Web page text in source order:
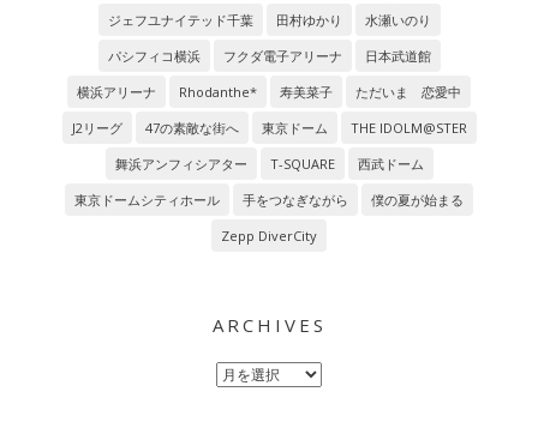
ジェフユナイテッド千葉
田村ゆかり
水瀬いのり
パシフィコ横浜
フクダ電子アリーナ
日本武道館
横浜アリーナ
Rhodanthe* 寿美菜子
ただいま 恋愛中
J2リーグ
47の素敵な街へ 東京ドーム
THE IDOLM@STER
舞浜アンフィシアター
T-SQUARE
西武ドーム
東京ドームシティホール
手をつなぎながら
僕の夏が始まる
Zepp DiverCity
ARCHIVES
Archives